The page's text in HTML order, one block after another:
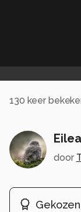
130 keer
door